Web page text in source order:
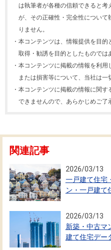
は執筆者が各種の信頼できると
が、その正確性・完全性について
りません。
・ 本コンテンツは、情報提供を目
取得・勧誘を目的としたものでは
・ 本コンテンツに掲載の情報を利用
または損害等について、当社は一
・ 本コンテンツに掲載の情報に関す
できませんので、あらかじめご了
関連記事
2026/03/13
一戸建て住宅
ン・一戸建て
2026/03/13
新築・中古マ
建て住宅デー